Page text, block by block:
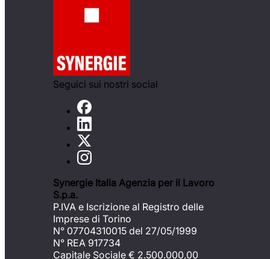
Seguici sui nostri social
Synergie Italia Agenzia per il Lavoro
S.p.a.
P.IVA e Iscrizione al Registro delle
Imprese di Torino
N° 07704310015 del 27/05/1999
N° REA 917734
Capitale Sociale € 2.500.000,00